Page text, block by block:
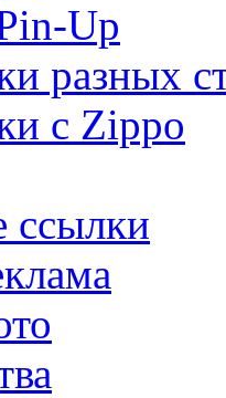
Up
разных
с Zippo
ссылки